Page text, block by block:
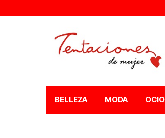
BELLEZA MODA OCIO